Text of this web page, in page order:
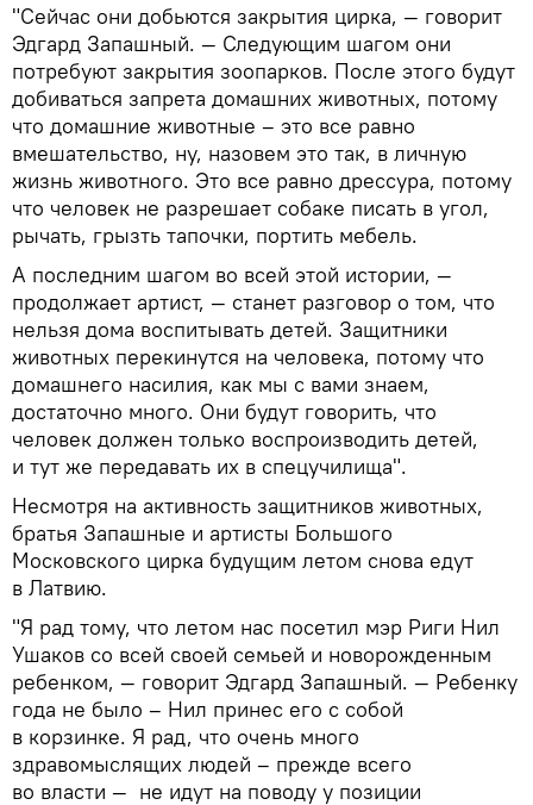
"Сейчас они добьются закрытия цирка, — говорит
Эдгард Запашный. — Следующим шагом они
потребуют закрытия зоопарков. После этого будут
добиваться запрета домашних животных, потому
что домашние животные – это все равно
вмешательство, ну, назовем это так, в личную
жизнь животного. Это все равно дрессура, потому
что человек не разрешает собаке писать в угол,
рычать, грызть тапочки, портить мебель.
А последним шагом во всей этой истории, —
продолжает артист, — станет разговор о том, что
нельзя дома воспитывать детей. Защитники
животных перекинутся на человека, потому что
домашнего насилия, как мы с вами знаем,
достаточно много. Они будут говорить, что
человек должен только воспроизводить детей,
и тут же передавать их в спецучилища".
Несмотря на активность защитников животных,
братья Запашные и артисты Большого
Московского цирка будущим летом снова едут
в Латвию.
"Я рад тому, что летом нас посетил мэр Риги Нил
Ушаков со всей своей семьей и новорожденным
ребенком, — говорит Эдгард Запашный. — Ребенку
года не было – Нил принес его с собой
в корзинке. Я рад, что очень много
здравомыслящих людей – прежде всего
во власти — не идут на поводу у позиции